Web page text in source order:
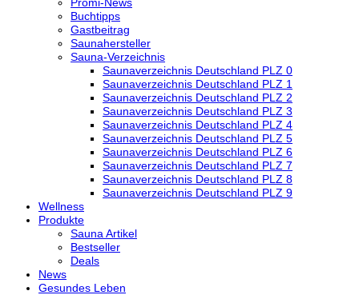
Buchtipps
Gastbeitrag
Saunahersteller
Sauna-Verzeichnis
Saunaverzeichnis Deutschland PLZ 0
Saunaverzeichnis Deutschland PLZ 1
Saunaverzeichnis Deutschland PLZ 2
Saunaverzeichnis Deutschland PLZ 3
Saunaverzeichnis Deutschland PLZ 4
Saunaverzeichnis Deutschland PLZ 5
Saunaverzeichnis Deutschland PLZ 6
Saunaverzeichnis Deutschland PLZ 7
Saunaverzeichnis Deutschland PLZ 8
Saunaverzeichnis Deutschland PLZ 9
Wellness
Produkte
Sauna Artikel
Bestseller
Deals
News
Gesundes Leben